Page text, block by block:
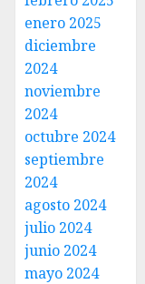
enero 2025
diciembre
2024
noviembre
2024
octubre 2024
septiembre
2024
agosto 2024
julio 2024
junio 2024
mayo 2024